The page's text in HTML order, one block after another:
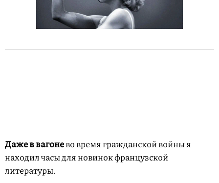
Даже в вагонево время гражданской войны я
находил часы для новинок французской
литературы.